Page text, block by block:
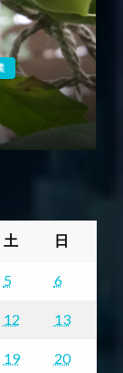
土 日
5 6
12 13
19 20